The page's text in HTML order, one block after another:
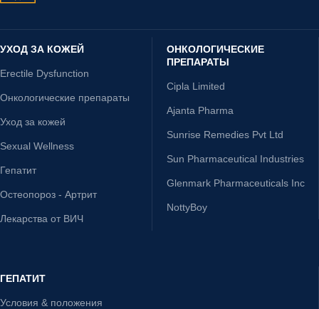
УХОД ЗА КОЖЕЙ
Erectile Dysfunction
Онкологические препараты
Уход за кожей
Sexual Wellness
Гепатит
Остеопороз - Артрит
Лекарства от ВИЧ
ОНКОЛОГИЧЕСКИЕ
ПРЕПАРАТЫ
Cipla Limited
Ajanta Pharma
Sunrise Remedies Pvt Ltd
Sun Pharmaceutical Industries
Glenmark Pharmaceuticals Inc
NottyBoy
ГЕПАТИТ
Условия & положения